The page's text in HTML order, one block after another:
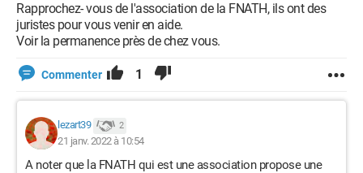
Rapprochez- vous de l'association de la FNATH, ils ont des
juristes pour vous venir en aide.
Voir la permanence près de chez vous.
Commenter 1
lezart39 2
21 janv. 2022 à 10:54
A noter que la FNATH qui est une association propose une